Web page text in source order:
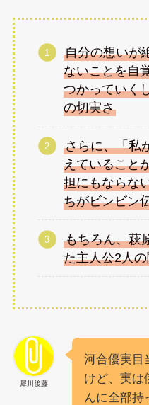
自分の想いが
ないことを自
つかっていく
の切実さ
さらに、「私
えていること
担にもならな
ちがビンビン
もちろん、萩
た主人公2人
犀川後藤
河合優実目
けど、実は
んに全部持